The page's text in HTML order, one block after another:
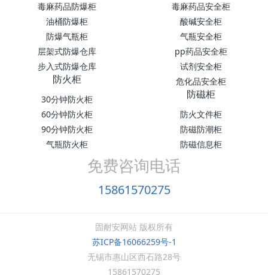
毒麻药品防爆柜
油桶防爆柜
防爆气瓶柜
层架式防爆仓库
步入式防爆仓库
毒麻药品安全柜
酸碱安全柜
气瓶安全柜
pp药品安全柜
试剂安全柜
危化品安全柜
防火柜
30分钟防火柜
60分钟防火柜
90分钟防火柜
气瓶防火柜
防磁柜
防火文件柜
防磁防潮柜
防磁信息柜
免费咨询电话
15861570275
固耐安网站 版权所有
苏ICP备16066259号-1
无锡市惠山区西石路28号
15861570275